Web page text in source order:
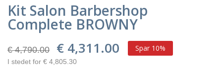
Kit Salon Barbershop
Complete BROWNY
€ 4,790.00 € 4,311.00 Spar 10%
I stedet for € 4,805.30